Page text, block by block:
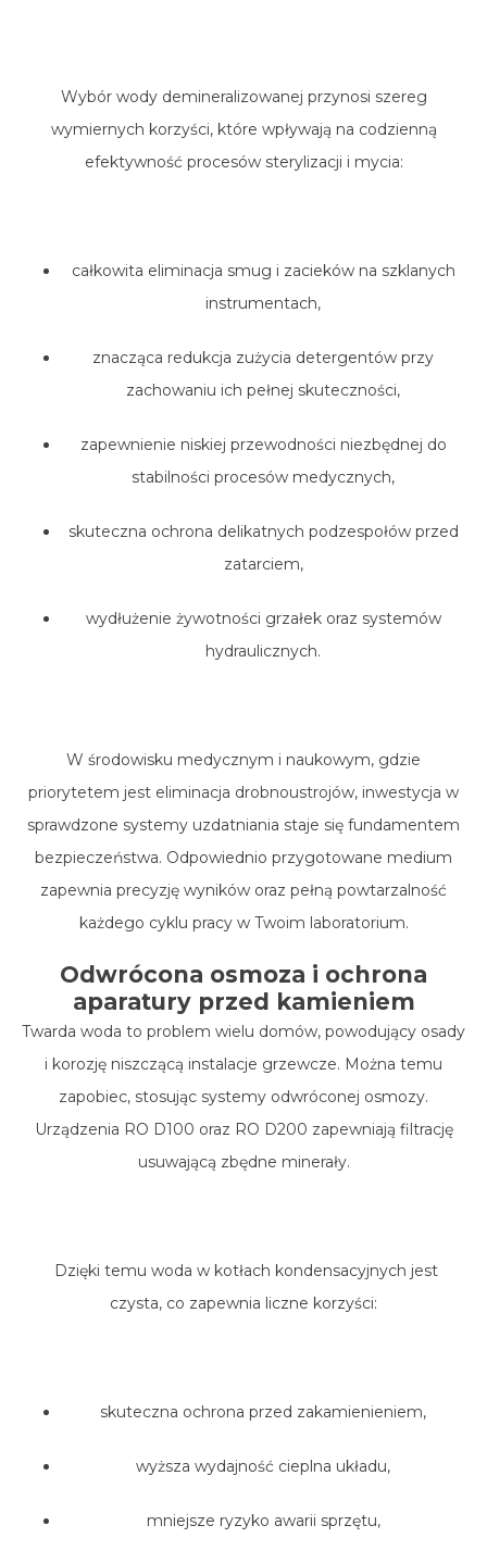
Wybór wody demineralizowanej przynosi szereg
wymiernych korzyści, które wpływają na codzienną
efektywność procesów sterylizacji i mycia:
całkowita eliminacja smug i zacieków na szklanych
instrumentach,
znacząca redukcja zużycia detergentów przy
zachowaniu ich pełnej skuteczności,
zapewnienie niskiej przewodności niezbędnej do
stabilności procesów medycznych,
skuteczna ochrona delikatnych podzespołów przed
zatarciem,
wydłużenie żywotności grzałek oraz systemów
hydraulicznych.
W środowisku medycznym i naukowym, gdzie
priorytetem jest eliminacja drobnoustrojów, inwestycja w
sprawdzone systemy uzdatniania staje się fundamentem
bezpieczeństwa. Odpowiednio przygotowane medium
zapewnia precyzję wyników oraz pełną powtarzalność
każdego cyklu pracy w Twoim laboratorium.
Odwrócona osmoza i ochrona
aparatury przed kamieniem
Twarda woda to problem wielu domów, powodujący osady
i korozję niszczącą instalacje grzewcze. Można temu
zapobiec, stosując systemy odwróconej osmozy.
Urządzenia RO D100 oraz RO D200 zapewniają filtrację
usuwającą zbędne minerały.
Dzięki temu woda w kotłach kondensacyjnych jest
czysta, co zapewnia liczne korzyści:
skuteczna ochrona przed zakamienieniem,
wyższa wydajność cieplna układu,
mniejsze ryzyko awarii sprzętu,